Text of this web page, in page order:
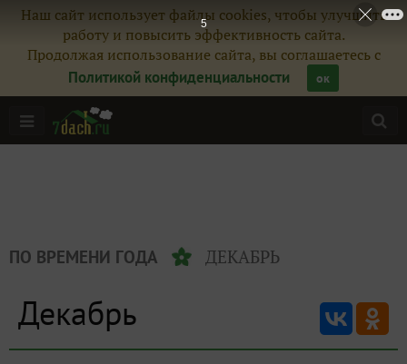
Наш сайт использует файлы cookies, чтобы улучшить
работу и повысить эффективность сайта.
Продолжая использование сайта, вы соглашаетесь с
Политикой конфиденциальности
ок
ПО ВРЕМЕНИ ГОДА ДЕКАБРЬ
Декабрь
5